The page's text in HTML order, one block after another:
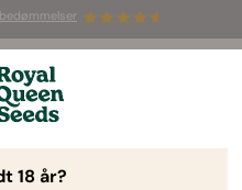
frøGRATIS til de
18 år?